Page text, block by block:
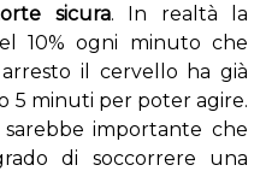
sicura. In realtà la
10% ogni minuto che
il cervello ha già
5 minuti per poter agire.
importante che
di soccorrere una